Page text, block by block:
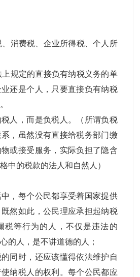
消费税、企业所得税、个人所
规定的直接负有纳税义务的单
还是个人，只要直接负有纳税
人，而是负税人。（所谓负税
，虽然没有直接给税务部门缴
或接受服务，实际负担了隐含
中的税款的法人和自然人）
，每个公民都享受着国家提供
然如此，公民理应承担起纳税
税等行为的人，不仅是违法的
的人，是不讲道德的人；
同时，还应该懂得依法维护自
纳税人的权利。每个公民都应